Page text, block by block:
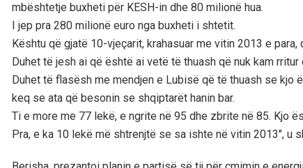
mbështetje buxheti për KESH-in dhe 80 milionë hua.
I jep pra 280 milionë euro nga buxheti i shtetit.
Kështu që gjatë 10-vjeçarit, krahasuar me vitin 2013 e
Duhet të jesh ai që është ai vetë të thuash që nuk kam
Duhet të flasësh me mendjen e Lubisë që të thuash se
keq se ata që besonin se shqiptarët hanin bar.
Ti e more me 77 lekë, e ngrite në 95 dhe zbrite në 85. Kjo
Pra, e ka 10 lekë më shtrenjtë se sa ishte në vitin 2013″, u